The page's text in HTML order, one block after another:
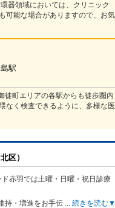
器領域においては、クリニック
可能な場合がありますので、お気
駅
徒町エリアの各駅からも徒歩圏内
なく検査できるように、多様な医
区）
赤羽では土曜・日曜・祝日診療
持・増進をお手伝 ... 続きを読む▼